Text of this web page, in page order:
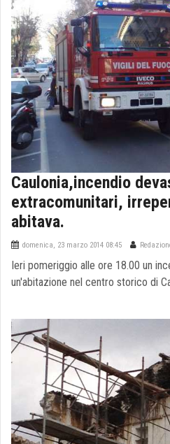
Caulonia,incendio
extracomunitari,
abitava.
domenica, 23 marzo 2014 08:45
Ieri pomeriggio alle ore 18.00 un
un'abitazione nel centro storico di